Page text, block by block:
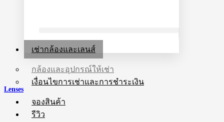
เช่ากล้องและเลนส์
กล้องและอุปกรณ์ให้เช่า
เงื่อนไขการเช่าและการชำระเงิน
จองสินค้า
รีวิว
Lenses